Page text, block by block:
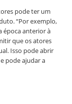
pode ter um
“Por exemplo,
época anterior à
que os atores
Isso pode abrir
pode ajudar a